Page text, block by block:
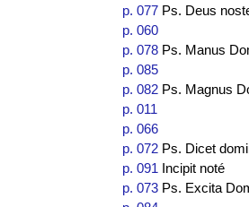
p. 077Ps. Deus
p. 060
p. 078Ps. Manus
p. 085
p. 082Ps. Magnus
p. 011
p. 066
p. 072Ps. Dicet
p. 091Incipit noté
p. 073Ps. Excita